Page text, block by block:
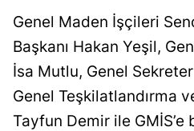
Genel Maden İşçileri
Başkanı Hakan Yeşil,
İsa Mutlu, Genel
Genel Teşkilatlandırma
Tayfun Demir ile GMİS’e